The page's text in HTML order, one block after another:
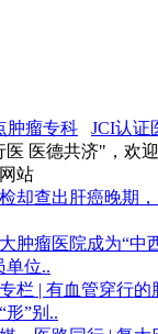
肿瘤专科
JCI认证
医 医德共济"，欢
站
却查出肝癌晚期
肿瘤医院成为“中
单位..
栏 | 有血管穿行的
形”别..